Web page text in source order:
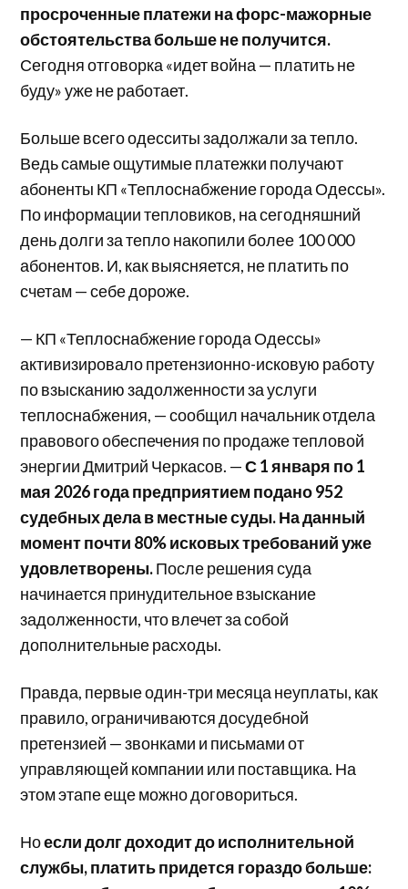
просроченные платежи на форс-мажорные
обстоятельства больше не получится.
Сегодня отговорка «идет война — платить не
буду» уже не работает.
Больше всего одесситы задолжали за тепло.
Ведь самые ощутимые платежки получают
абоненты КП «Теплоснабжение города Одессы».
По информации тепловиков, на сегодняшний
день долги за тепло накопили более 100 000
абонентов. И, как выясняется, не платить по
счетам — себе дороже.
— КП «Теплоснабжение города Одессы»
активизировало претензионно-исковую работу
по взысканию задолженности за услуги
теплоснабжения, — сообщил начальник отдела
правового обеспечения по продаже тепловой
энергии Дмитрий Черкасов. —С 1 января по 1
мая 2026 года предприятием подано 952
судебных дела в местные суды. На данный
момент почти 80% исковых требований уже
удовлетворены.После решения суда
начинается принудительное взыскание
задолженности, что влечет за собой
дополнительные расходы.
Правда, первые один-три месяца неуплаты, как
правило, ограничиваются досудебной
претензией — звонками и письмами от
управляющей компании или поставщика. На
этом этапе еще можно договориться.
Ноесли долг доходит до исполнительной
службы, платить придется гораздо больше: